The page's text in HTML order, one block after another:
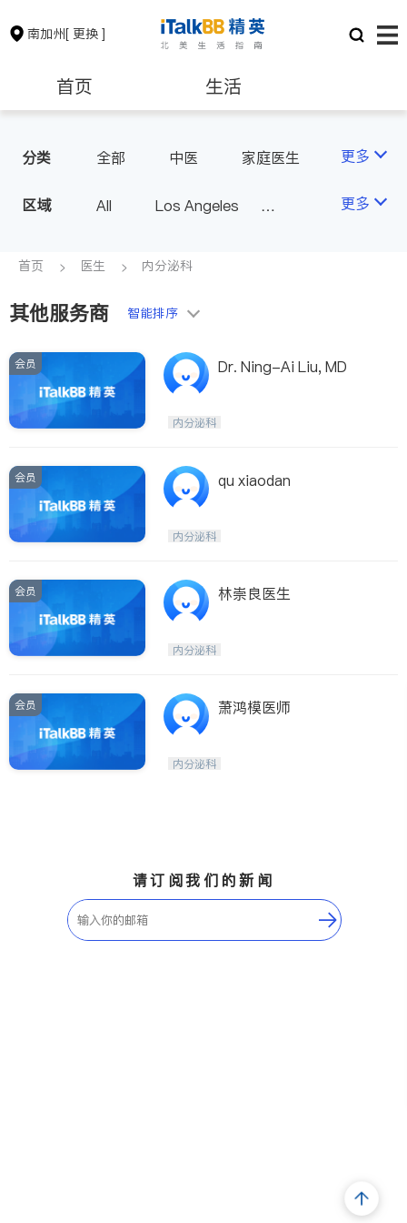
南加州[ 更换 ]
首页 生活
保险理财 房地产租售
银行贷款
建筑装修
非盈利组织
分类 全部 中医
家庭医生
眼科
妇科
儿科
心脏科
足科
肠胃肝脏科
泌尿科
风湿病
不孕不育
脊椎神经科
医生-其它
更多
区域 All
Los Angeles
Alhambra & San Gabriel
Diamond Bar & Covina
Rowland Heights & Hacienda H
ties
Inyo & San Bernardino
Riverside
Santa Barbara & Monterey
更多
首页 医生 内分泌科
其他服务商 智能排序
会员 Dr. Ning-Ai Liu, MD
内分泌科
会员 qu xiaodan
内分泌科
会员 林崇良医生
内分泌科
会员 萧鸿模医师
内分泌科
请订阅我们的新闻